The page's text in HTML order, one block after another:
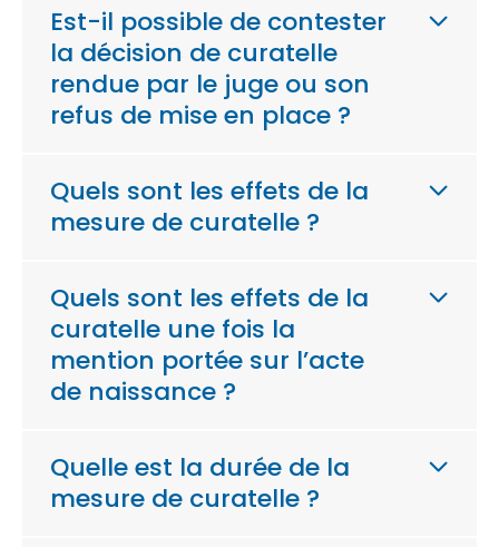
Est-il possible de contester
la décision de curatelle
rendue par le juge ou son
refus de mise en place ?
Quels sont les effets de la
mesure de curatelle ?
Quels sont les effets de la
curatelle une fois la
mention portée sur l’acte
de naissance ?
Quelle est la durée de la
mesure de curatelle ?